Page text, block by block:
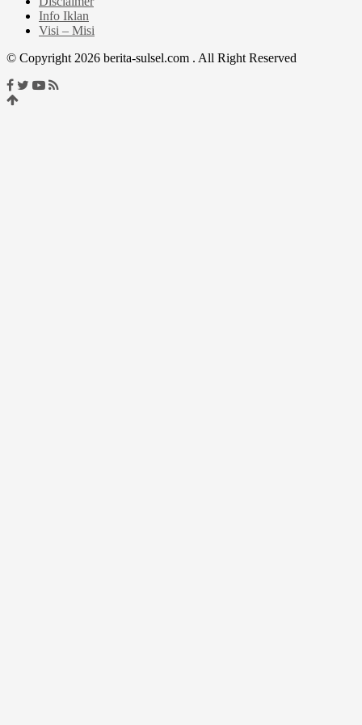
Info Iklan
Visi – Misi
© Copyright 2026 berita-sulsel.com . All Right Reserved